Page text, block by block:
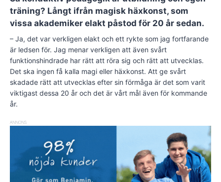
träning? Långt ifrån magisk häxkonst, som
vissa akademiker elakt påstod för 20 år sedan.
– Ja, det var verkligen elakt och ett rykte som jag fortfarande
är ledsen för. Jag menar verkligen att även svårt
funktionshindrade har rätt att röra sig och rätt att utvecklas.
Det ska ingen få kalla magi eller häxkonst. Att ge svårt
skadade rätt att utvecklas efter sin förmåga är det som varit
viktigast dessa 20 år och det är vårt mål även för kommande
år.
ANNONS